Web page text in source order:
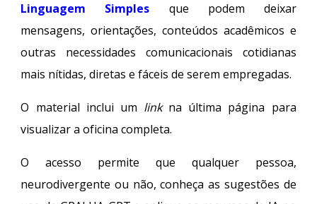
Linguagem Simples que podem deixar
mensagens, orientações, conteúdos acadêmicos e
outras necessidades comunicacionais cotidianas
mais nítidas, diretas e fáceis de serem empregadas.
O material inclui um linkna última página para
visualizar a oficina completa.
O acesso permite que qualquer pessoa,
neurodivergente ou não, conheça as sugestões de